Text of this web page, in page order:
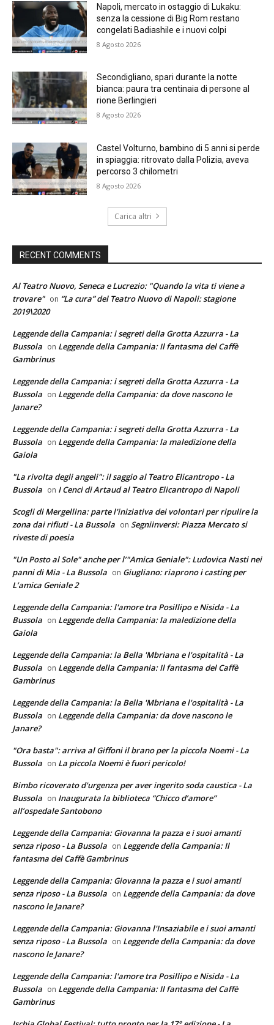
Napoli, mercato in ostaggio di Lukaku:
senza la cessione di Big Rom restano
congelati Badiashile e i nuovi colpi
8 Agosto 2026
Secondigliano, spari durante la notte
bianca: paura tra centinaia di persone al
rione Berlingieri
8 Agosto 2026
Castel Volturno, bambino di 5 anni si perde
in spiaggia: ritrovato dalla Polizia, aveva
percorso 3 chilometri
8 Agosto 2026
Carica altri
RECENT COMMENTS
Al Teatro Nuovo, Seneca e Lucrezio: "Quando la vita ti viene a
trovare" on “La cura” del Teatro Nuovo di Napoli: stagione
2019\2020
Leggende della Campania: i segreti della Grotta Azzurra - La
Bussola on Leggende della Campania: Il fantasma del Caffè
Gambrinus
Leggende della Campania: i segreti della Grotta Azzurra - La
Bussola on Leggende della Campania: da dove nascono le
Janare?
Leggende della Campania: i segreti della Grotta Azzurra - La
Bussola on Leggende della Campania: la maledizione della
Gaiola
"La rivolta degli angeli": il saggio al Teatro Elicantropo - La
Bussola on I Cenci di Artaud al Teatro Elicantropo di Napoli
Scogli di Mergellina: parte l'iniziativa dei volontari per ripulire la
zona dai rifiuti - La Bussola on Segniinversi: Piazza Mercato si
riveste di poesia
"Un Posto al Sole" anche per l’"Amica Geniale": Ludovica Nasti nei
panni di Mia - La Bussola on Giugliano: riaprono i casting per
L’amica Geniale 2
Leggende della Campania: l'amore tra Posillipo e Nisida - La
Bussola on Leggende della Campania: la maledizione della
Gaiola
Leggende della Campania: la Bella 'Mbriana e l'ospitalità - La
Bussola on Leggende della Campania: Il fantasma del Caffè
Gambrinus
Leggende della Campania: la Bella 'Mbriana e l'ospitalità - La
Bussola on Leggende della Campania: da dove nascono le
Janare?
"Ora basta": arriva al Giffoni il brano per la piccola Noemi - La
Bussola on La piccola Noemi è fuori pericolo!
Bimbo ricoverato d'urgenza per aver ingerito soda caustica - La
Bussola on Inaugurata la biblioteca “Chicco d’amore”
all’ospedale Santobono
Leggende della Campania: Giovanna la pazza e i suoi amanti
senza riposo - La Bussola on Leggende della Campania: Il
fantasma del Caffè Gambrinus
Leggende della Campania: Giovanna la pazza e i suoi amanti
senza riposo - La Bussola on Leggende della Campania: da dove
nascono le Janare?
Leggende della Campania: Giovanna l'Insaziabile e i suoi amanti
senza riposo - La Bussola on Leggende della Campania: da dove
nascono le Janare?
Leggende della Campania: l'amore tra Posillipo e Nisida - La
Bussola on Leggende della Campania: Il fantasma del Caffè
Gambrinus